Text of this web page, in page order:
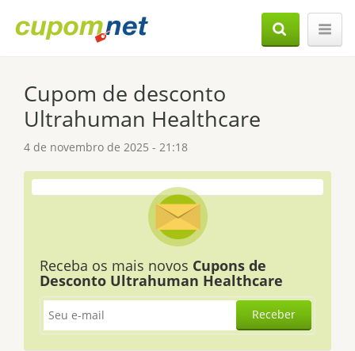
Cupom de desconto
Ultrahuman Healthcare
4 de novembro de 2025 - 21:18
Receba os mais novos Cupons de
Desconto Ultrahuman Healthcare
Receber